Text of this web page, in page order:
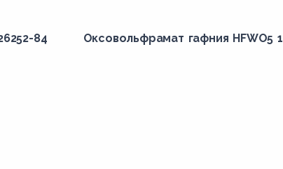
84
Оксовольфрамат гафния HFWO5 1